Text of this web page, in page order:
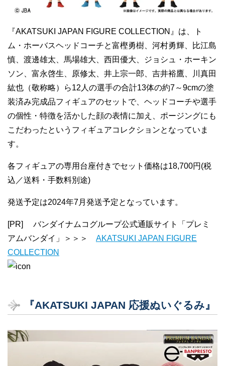
『AKATSUKI JAPAN FIGURE COLLECTION』は、ト
ム・ホーバスヘッドコーチと富樫勇樹、河村勇輝、比江島
慎、渡邊雄太、馬場雄大、西田優大、ジョシュ・ホーキン
ソン、富永啓生、原修太、井上宗一郎、吉井裕鷹、川真田
紘也（敬称略）ら12人の選手の合計13体の約7～9cmの塗
装済み完成品フィギュアのセットで、ヘッドコーチや選手
の個性・特徴を活かした顔の表情に加え、ポージングにも
こだわったというフィギュアコレクションとなっていま
す。
各フィギュアの専用台座付きでセット価格は18,700円(税
込／送料・手数料別途)
発送予定は2024年7月発送予定となっています。
[PR] バンダイナムコグループ公式通販サイト「プレミ
アムバンダイ」＞＞＞ AKATSUKI JAPAN FIGURE
COLLECTION
『AKATSUKI JAPAN 応援ぬいぐるみ』